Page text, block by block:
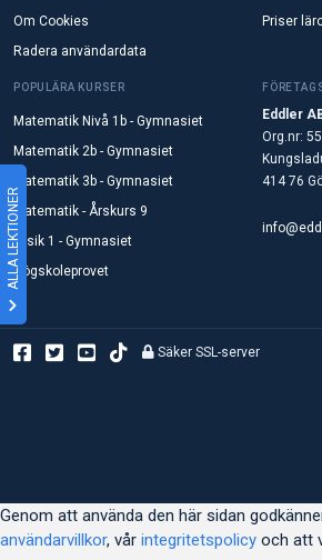
ALLA LEKTIONER
Om Cookies
Radera användardata
Priser
POPULÄRA KURSER
Matematik Nivå 1b - Gymnasiet
Matematik 2b - Gymnasiet
Matematik 3b - Gymnasiet
Matematik - Årskurs 9
Fysik 1 - Gymnasiet
Högskoleprovet
Eddler
Org.nr:
414 76
Säker SSL-server
Genom att använda den här sidan
användarvillkor, vår integritetspolicy och att